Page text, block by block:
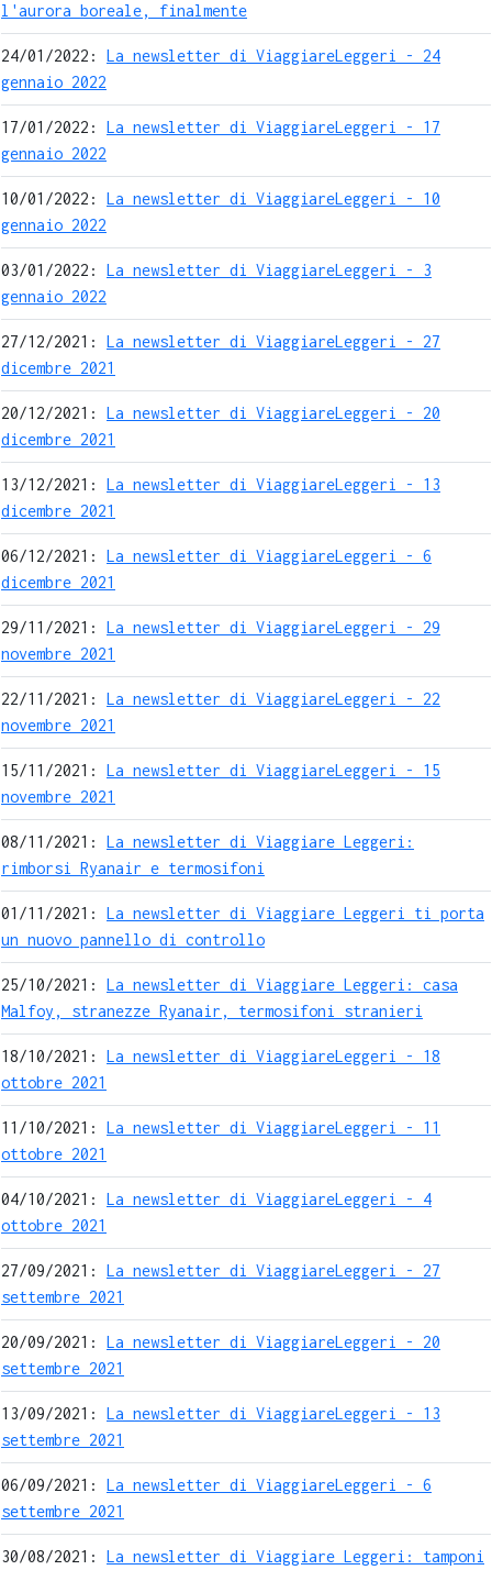
l'aurora boreale, finalmente
24/01/2022: La newsletter di ViaggiareLeggeri - 24
gennaio 2022
17/01/2022: La newsletter di ViaggiareLeggeri - 17
gennaio 2022
10/01/2022: La newsletter di ViaggiareLeggeri - 10
gennaio 2022
03/01/2022: La newsletter di ViaggiareLeggeri - 3
gennaio 2022
27/12/2021: La newsletter di ViaggiareLeggeri - 27
dicembre 2021
20/12/2021: La newsletter di ViaggiareLeggeri - 20
dicembre 2021
13/12/2021: La newsletter di ViaggiareLeggeri - 13
dicembre 2021
06/12/2021: La newsletter di ViaggiareLeggeri - 6
dicembre 2021
29/11/2021: La newsletter di ViaggiareLeggeri - 29
novembre 2021
22/11/2021: La newsletter di ViaggiareLeggeri - 22
novembre 2021
15/11/2021: La newsletter di ViaggiareLeggeri - 15
novembre 2021
08/11/2021: La newsletter di Viaggiare Leggeri:
rimborsi Ryanair e termosifoni
01/11/2021: La newsletter di Viaggiare Leggeri ti porta
un nuovo pannello di controllo
25/10/2021: La newsletter di Viaggiare Leggeri: casa
Malfoy, stranezze Ryanair, termosifoni stranieri
18/10/2021: La newsletter di ViaggiareLeggeri - 18
ottobre 2021
11/10/2021: La newsletter di ViaggiareLeggeri - 11
ottobre 2021
04/10/2021: La newsletter di ViaggiareLeggeri - 4
ottobre 2021
27/09/2021: La newsletter di ViaggiareLeggeri - 27
settembre 2021
20/09/2021: La newsletter di ViaggiareLeggeri - 20
settembre 2021
13/09/2021: La newsletter di ViaggiareLeggeri - 13
settembre 2021
06/09/2021: La newsletter di ViaggiareLeggeri - 6
settembre 2021
30/08/2021: La newsletter di Viaggiare Leggeri: tamponi